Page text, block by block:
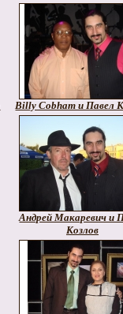
Billy Cobham и Павел
Андрей Макаревич и
Козлов